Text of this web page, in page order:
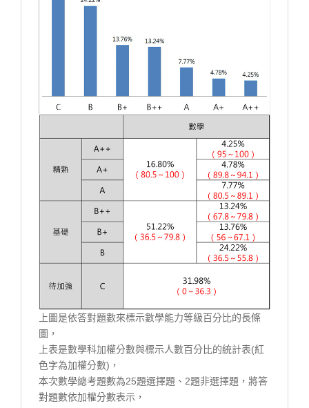
上圖是依答對題數來標示數學能力等級百分比的長條
圖，
上表是數學科加權分數與標示人數百分比的統計表(紅
色字為加權分數)，
本次數學總考題數為25題選擇題、2題非選擇題，將答
對題數依加權分數表示，